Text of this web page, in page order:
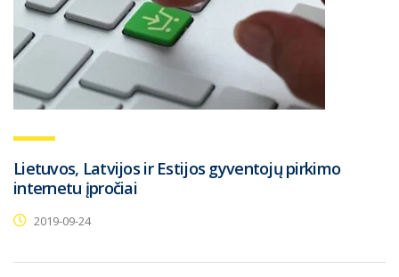
Lietuvos, Latvijos ir Estijos gyventojų pirkimo
internetu įpročiai
2019-09-24